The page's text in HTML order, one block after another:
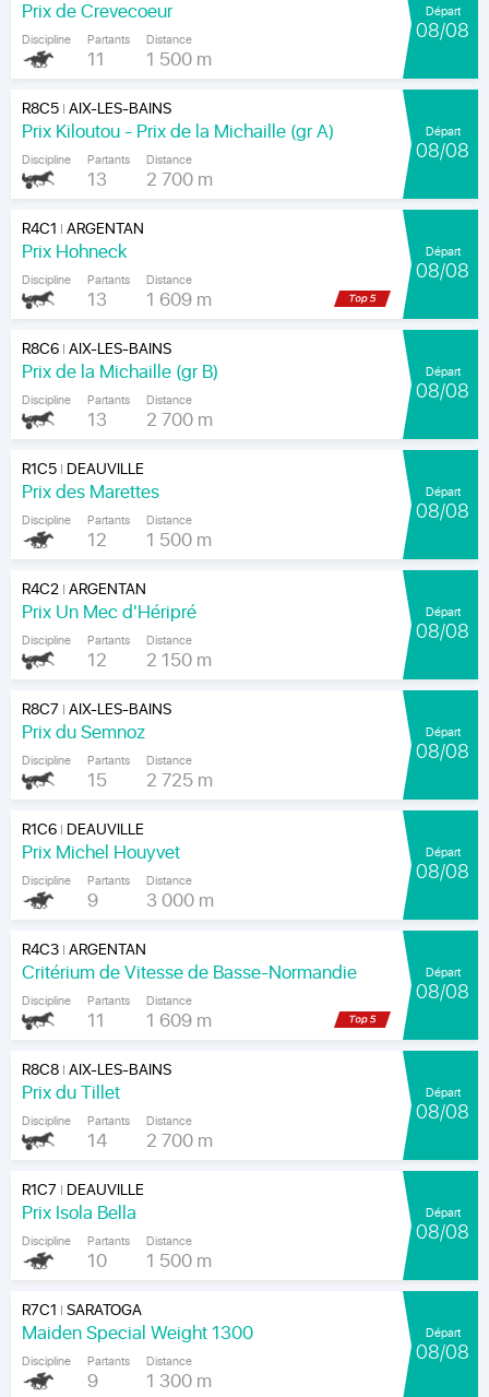
Prix de Crevecoeur
Discipline Partants
11
Distance
1 500 m
Départ
08/08
R8C5|AIX-LES-BAINS
Prix Kiloutou - Prix de la Michaille (gr A)
Discipline Partants
13
Distance
2 700 m
Départ
08/08
R4C1 |ARGENTAN
Prix Hohneck
Discipline Partants
13
Distance
1 609 m
Départ
08/08
R8C6|AIX-LES-BAINS
Prix de la Michaille (gr B)
Discipline Partants
13
Distance
2 700 m
Départ
08/08
R1C5| DEAUVILLE
Prix des Marettes
Discipline Partants
12
Distance
1 500 m
Départ
08/08
R4C2|ARGENTAN
Prix Un Mec d'Héripré
Discipline Partants
12
Distance
2 150 m
Départ
08/08
R8C7 |AIX-LES-BAINS
Prix du Semnoz
Discipline Partants
15
Distance
2 725 m
Départ
08/08
R1C6| DEAUVILLE
Prix Michel Houyvet
Discipline Partants
9
Distance
3 000 m
Départ
08/08
R4C3|ARGENTAN
Critérium de Vitesse de Basse-Normandie
Discipline Partants
11
Distance
1 609 m
Départ
08/08
R8C8|AIX-LES-BAINS
Prix du Tillet
Discipline Partants
14
Distance
2 700 m
Départ
08/08
R1C7 | DEAUVILLE
Prix Isola Bella
Discipline Partants
10
Distance
1 500 m
Départ
08/08
R7C1 |SARATOGA
Maiden Special Weight 1300
Discipline Partants
9
Distance
1 300 m
Départ
08/08